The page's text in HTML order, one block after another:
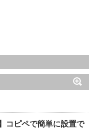
コピペで簡単に設置で